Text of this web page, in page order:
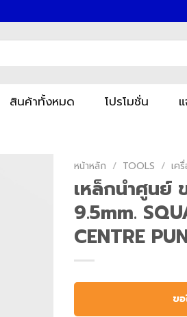
สินค้าทั้งหมด โปรโมชั่น
หน้าหลัก / TOOLS / เค
เหล็กนำศูนย์
9.5mm.
CENTRE
ขอ